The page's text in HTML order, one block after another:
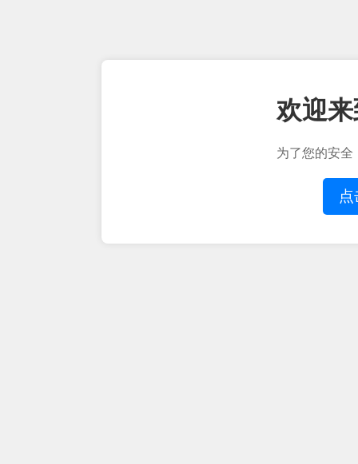
欢迎
为了您的安全